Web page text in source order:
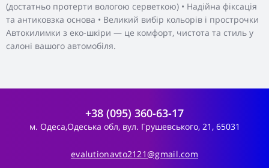
(достатньо протерти вологою серветкою) • Надійна фіксація
та антиковзка основа • Великий вибір кольорів і прострочки
Автокилимки з еко-шкіри — це комфорт, чистота та стиль у
салоні вашого автомобіля.
+38 (095) 360-63-17
м. Одеса,Одеська обл, вул. Грушевського, 21, 65031
evalutionavto2121@gmail.com